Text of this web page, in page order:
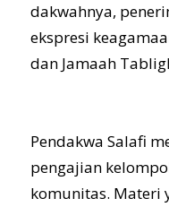
dakwahnya,
ekspresi
dan Jamaah
Pendakwa Salafi
pengajian
komunitas. Materi